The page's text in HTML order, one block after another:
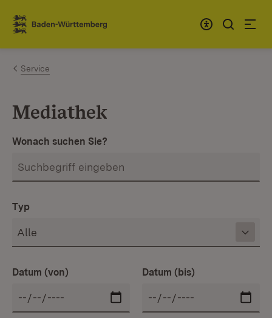
Zum Inhalt springen
Link zur Startseite
Service
Mediathek
Wonach suchen Sie?
Typ
Datum (von) Datum (bis)